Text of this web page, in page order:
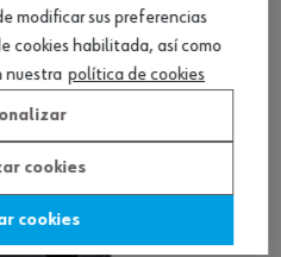
modificar sus preferencias
cookies habilitada, así como
nuestra política de cookies
cookies
cookies